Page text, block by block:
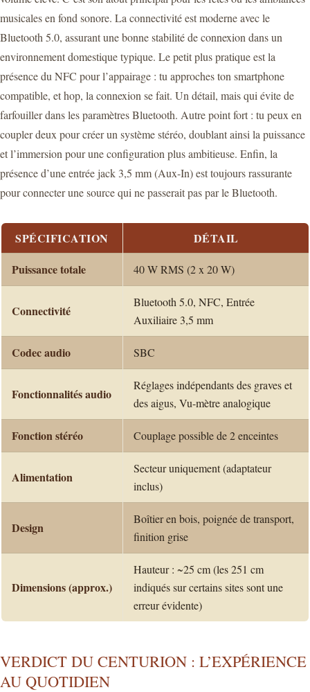
musicales en fond sonore. La connectivité est moderne avec le
Bluetooth 5.0, assurant une bonne stabilité de connexion dans un
environnement domestique typique. Le petit plus pratique est la
présence du NFC pour l’appairage : tu approches ton smartphone
compatible, et hop, la connexion se fait. Un détail, mais qui évite de
farfouiller dans les paramètres Bluetooth. Autre point fort : tu peux en
coupler deux pour créer un système stéréo, doublant ainsi la puissance
et l’immersion pour une configuration plus ambitieuse. Enfin, la
présence d’une entrée jack 3,5 mm (Aux-In) est toujours rassurante
pour connecter une source qui ne passerait pas par le Bluetooth.
SPÉCIFICATION
DÉTAIL
Puissance totale
40 W RMS (2 x 20 W)
Connectivité
Bluetooth 5.0, NFC, Entrée
Auxiliaire 3,5 mm
Codec audio SBC
Fonctionnalités audio
Réglages indépendants des graves et
des aigus, Vu-mètre analogique
Fonction stéréo Couplage possible de 2 enceintes
Alimentation
Secteur uniquement (adaptateur
inclus)
Design
Boîtier en bois, poignée de transport,
finition grise
Dimensions (approx.)
Hauteur : ~25 cm (les 251 cm
indiqués sur certains sites sont une
erreur évidente)
VERDICT DU CENTURION : L’EXPÉRIENCE
AU QUOTIDIEN